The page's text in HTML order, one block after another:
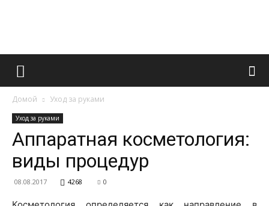
Французский
и
Домой Уход за руками
Уход за руками
Аппаратная косметология:
виды процедур
08.08.2017 4268 0